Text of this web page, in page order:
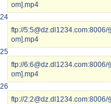
om].mp4
24
ftp://5:5@dz.dl1234.com:8006/
om].mp4
25
ftp://6:6@dz.dl1234.com:8006/
om].mp4
26
ftp://2:2@dz.dl1234.com:8006/